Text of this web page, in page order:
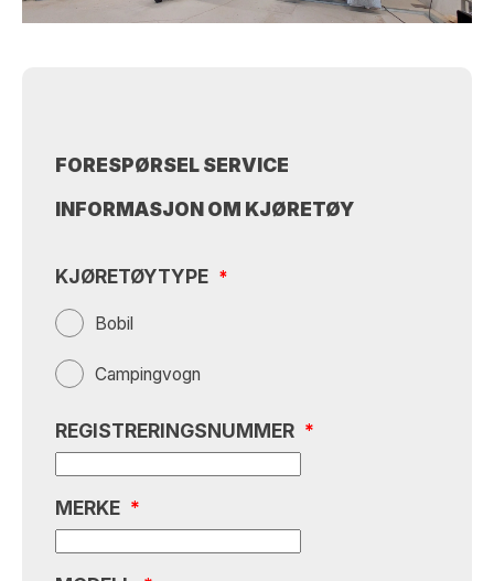
FORESPØRSEL SERVICE
INFORMASJON OM KJØRETØY
KJØRETØYTYPE *
Bobil
Campingvogn
REGISTRERINGSNUMMER *
MERKE *